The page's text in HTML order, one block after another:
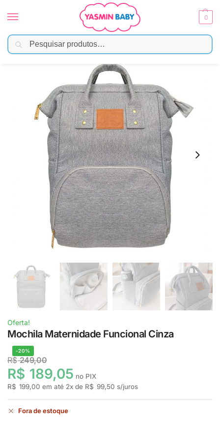
0
Início Enxoval / Bolsas e Mochilas
Oferta!
Mochila Maternidade Funcional Cinza
-20%
R$249,00
R$ 189,05 no PIX
R$ 199,00 em até 2x de R$ 99,50 s/juros
Fora de estoque